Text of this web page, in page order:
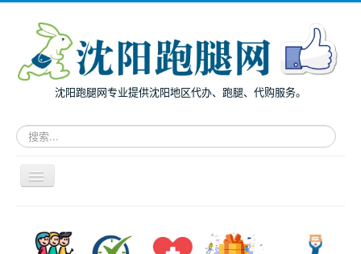
沈阳跑腿网专业提供沈阳地区代办、跑腿、代购服务。
请
输
键
导
航
面向个人